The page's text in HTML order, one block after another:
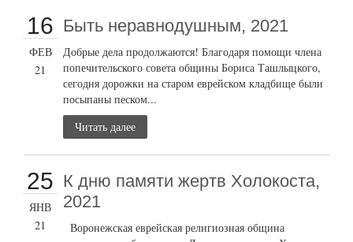
16
ФЕВ
21
Быть неравнодушным, 2021
Добрые дела продолжаются! Благодаря помощи члена
попечительского совета общины Бориса Ташлыцкого,
сегодня дорожки на старом еврейском кладбище были
посыпаны песком...
Читать далее
25
ЯНВ
21
К дню памяти жертв Холокоста,
2021
Воронежская еврейская религиозная община